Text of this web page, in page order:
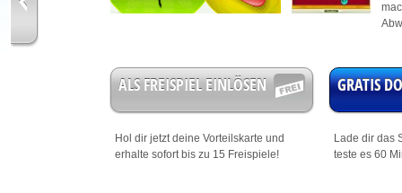
ALS FREISPIEL EINLÖSEN
Hol dir jetzt deine Vorteilskarte und
erhalte sofort bis zu 15 Freispiele!
GRATIS
Lade dir das
teste es 60